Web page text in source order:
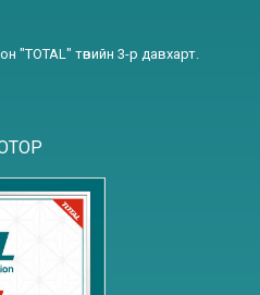
"TOTAL" төвийн 3-р давхарт.